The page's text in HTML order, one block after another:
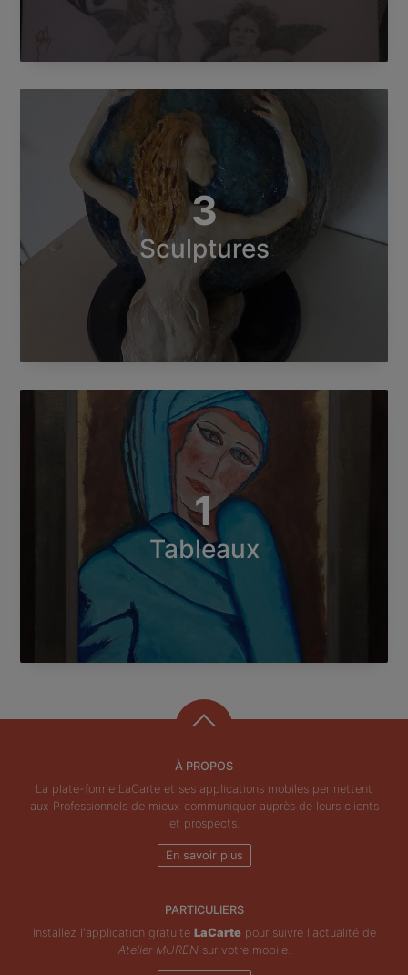
3
Sculptures
1
Tableaux
À PROPOS
La plate-forme LaCarte et ses applications mobiles permettent
aux Professionnels de mieux communiquer auprès de leurs clients
et prospects.
En savoir plus
PARTICULIERS
Installez l'application gratuite LaCartepour suivre l'actualité de
Atelier MURENsur votre mobile.